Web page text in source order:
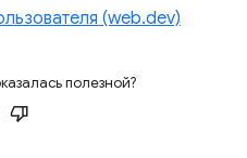
(web.dev)
полезной?